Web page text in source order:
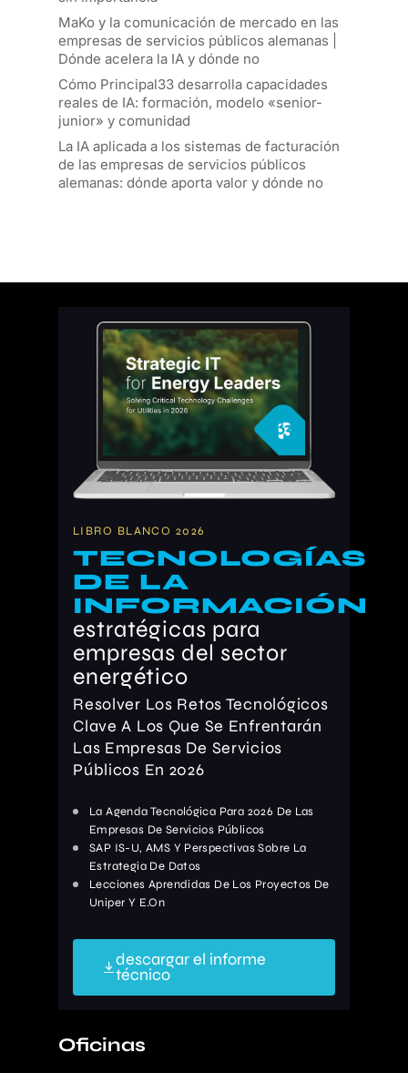
MaKo y la comunicación de mercado en las
empresas de servicios públicos alemanas |
Dónde acelera la IA y dónde no
Cómo Principal33 desarrolla capacidades
reales de IA: formación, modelo «senior-
junior» y comunidad
La IA aplicada a los sistemas de facturación
de las empresas de servicios públicos
alemanas: dónde aporta valor y dónde no
LIBRO BLANCO 2026
TECNOLOGÍAS
DE LA
INFORMACIÓN
estratégicas para
empresas del sector
energético
Resolver Los Retos Tecnológicos
Clave A Los Que Se Enfrentarán
Las Empresas De Servicios
Públicos En 2026
La Agenda Tecnológica Para 2026 De Las
Empresas De Servicios Públicos
SAP IS-U, AMS Y Perspectivas Sobre La
Estrategia De Datos
Lecciones Aprendidas De Los Proyectos De
Uniper Y E.On
descargar el informe
técnico
Oficinas